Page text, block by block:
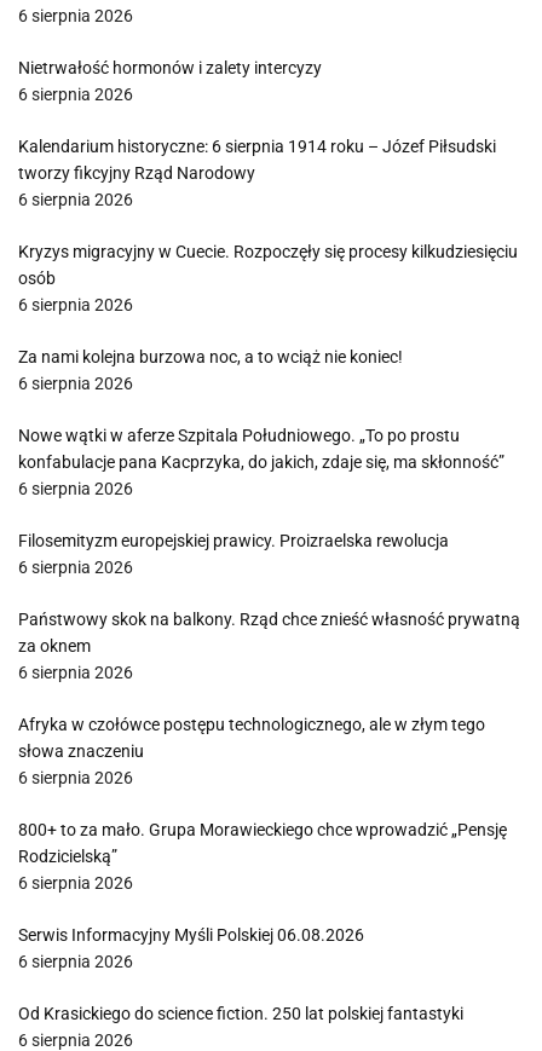
6 sierpnia 2026
Nietrwałość hormonów i zalety intercyzy
6 sierpnia 2026
Kalendarium historyczne: 6 sierpnia 1914 roku – Józef Piłsudski
tworzy fikcyjny Rząd Narodowy
6 sierpnia 2026
Kryzys migracyjny w Cuecie. Rozpoczęły się procesy kilkudziesięciu
osób
6 sierpnia 2026
Za nami kolejna burzowa noc, a to wciąż nie koniec!
6 sierpnia 2026
Nowe wątki w aferze Szpitala Południowego. „To po prostu
konfabulacje pana Kacprzyka, do jakich, zdaje się, ma skłonność”
6 sierpnia 2026
Filosemityzm europejskiej prawicy. Proizraelska rewolucja
6 sierpnia 2026
Państwowy skok na balkony. Rząd chce znieść własność prywatną
za oknem
6 sierpnia 2026
Afryka w czołówce postępu technologicznego, ale w złym tego
słowa znaczeniu
6 sierpnia 2026
800+ to za mało. Grupa Morawieckiego chce wprowadzić „Pensję
Rodzicielską”
6 sierpnia 2026
Serwis Informacyjny Myśli Polskiej 06.08.2026
6 sierpnia 2026
Od Krasickiego do science fiction. 250 lat polskiej fantastyki
6 sierpnia 2026